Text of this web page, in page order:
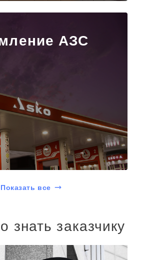
АЗС
Показать все
знать заказчику